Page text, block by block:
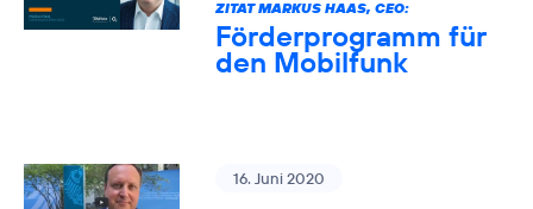
ZITAT MARKUS HAAS, CEO:
Förderprogramm für
den Mobilfunk
16. Juni 2020